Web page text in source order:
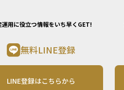
運用に役立つ情報をいち早くGET!
無料LINE登録
LINE登録はこちらから